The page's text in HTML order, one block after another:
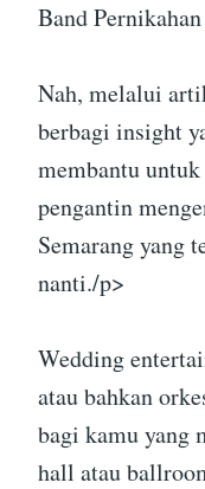
Band
Nah, melalui
berbagi insight
membantu
pengantin
Semarang yang
nanti./p>
Wedding
atau bahkan
bagi kamu yang
hall atau